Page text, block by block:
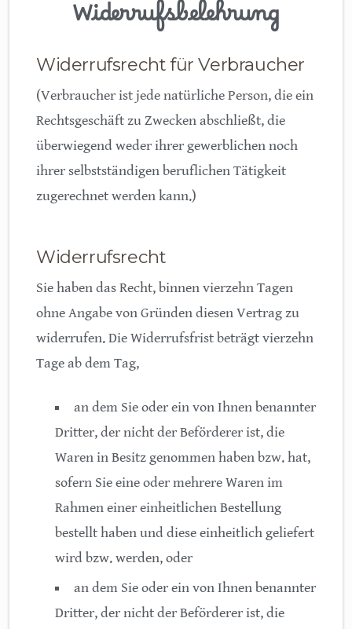
Widerrufsbelehrung
Widerrufsrecht für Verbraucher
(Verbraucher ist jede natürliche Person, die ein
Rechtsgeschäft zu Zwecken abschließt, die
überwiegend weder ihrer gewerblichen noch
ihrer selbstständigen beruflichen Tätigkeit
zugerechnet werden kann.)
Widerrufsrecht
Sie haben das Recht, binnen vierzehn Tagen
ohne Angabe von Gründen diesen Vertrag zu
widerrufen. Die Widerrufsfrist beträgt vierzehn
Tage ab dem Tag,
an dem Sie oder ein von Ihnen benannter
Dritter, der nicht der Beförderer ist, die
Waren in Besitz genommen haben bzw. hat,
sofern Sie eine oder mehrere Waren im
Rahmen einer einheitlichen Bestellung
bestellt haben und diese einheitlich geliefert
wird bzw. werden, oder
an dem Sie oder ein von Ihnen benannter
Dritter, der nicht der Beförderer ist, die